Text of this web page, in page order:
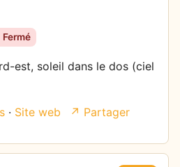
Fermé
est, soleil dans le dos (ciel
· Site web ↗ Partager